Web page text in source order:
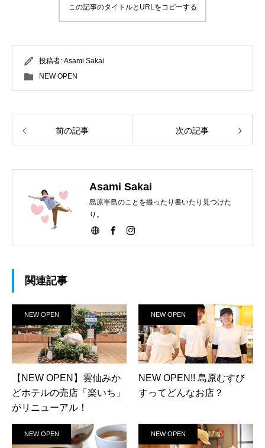
この記事のタイトルとURLをコピーする
投稿者: Asami Sakai
NEW OPEN
前の記事 次の記事
Asami Sakai
島原半島のことを撮ったり書いたり見つけた
り。
関連記事
NEW OPEN
【NEW OPEN】雲仙みか
どホテルの売店「楽いち」
がリニューアル！
NEW OPEN
NEW OPEN!! 島原むすび
すってどんなお店？
NEW OPEN NEW OPEN